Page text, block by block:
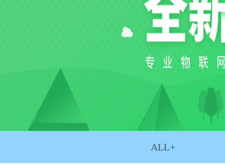
ALL+